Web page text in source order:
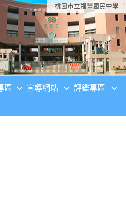
桃園市立福豐國民中學
區 宣導網站 評鑑專區